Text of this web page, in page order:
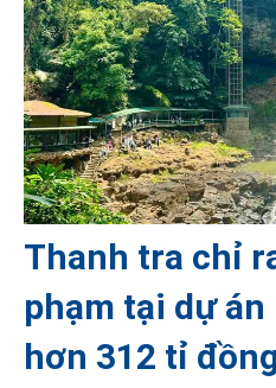
Thanh tra chỉ
phạm tại dự
hơn 312 tỉ